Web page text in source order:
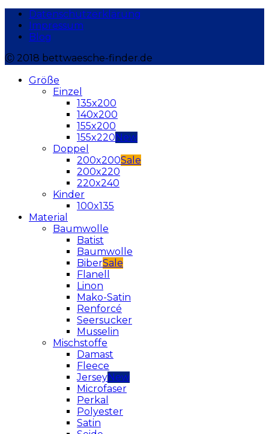
Datenschutzerklärung
Impressum
Blog
Ⓒ 2018 bettwaesche-finder.de
Größe
Einzel
135x200
140x200
155x200
155x220
Doppel
200x200
200x220
220x240
Kinder
100x135
Material
Baumwolle
Batist
Baumwolle
Biber
Flanell
Linon
Mako-Satin
Renforcé
Seersucker
Musselin
Mischstoffe
Damast
Fleece
Jersey
Microfaser
Perkal
Polyester
Satin